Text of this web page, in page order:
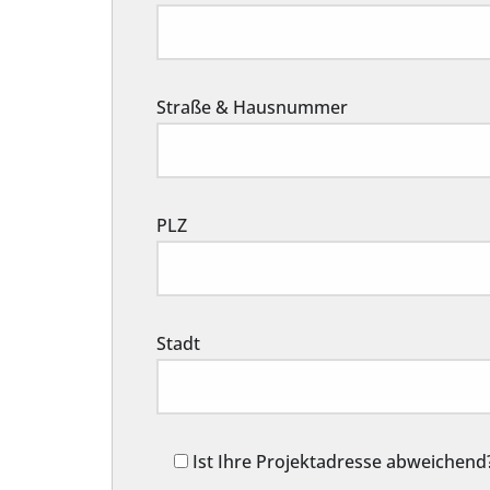
Straße & Hausnummer
PLZ
Stadt
Ist Ihre Projektadresse